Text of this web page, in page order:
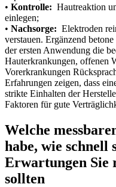
• Kontrolle:
Hautreaktion
einlegen;‍
• Nachsorge:
Elektroden
verstauen. ⁣Ergänzend
der ersten Anwendung die
⁣Hauterkrankungen, offenen
Vorerkrankungen
Erfahrungen ⁤zeigen, dass
strikte Einhalten der
Faktoren für gute​
Welche‌
habe, wie schnell
Erwartungen Sie​
sollten